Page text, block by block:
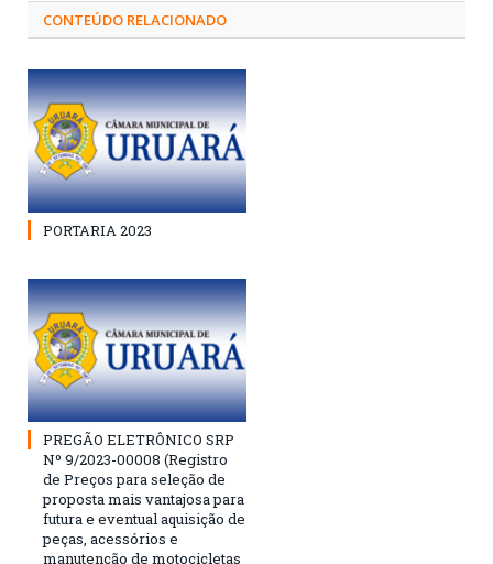
CONTEÚDO RELACIONADO
PORTARIA 2023
PREGÃO ELETRÔNICO SRP
Nº 9/2023-00008 (Registro
de Preços para seleção de
proposta mais vantajosa para
futura e eventual aquisição de
peças, acessórios e
manutenção de motocicletas